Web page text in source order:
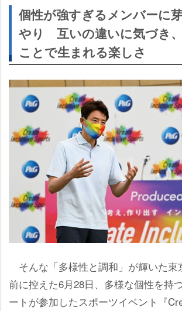
個性が強すぎるメンバーに
り 互いの違いに気づき、
ことで生まれる楽しさ
そんな「多様性と調和」が輝いた東
前に控えた6月28日、多様な個性を持
ートが参加したスポーツイベント『